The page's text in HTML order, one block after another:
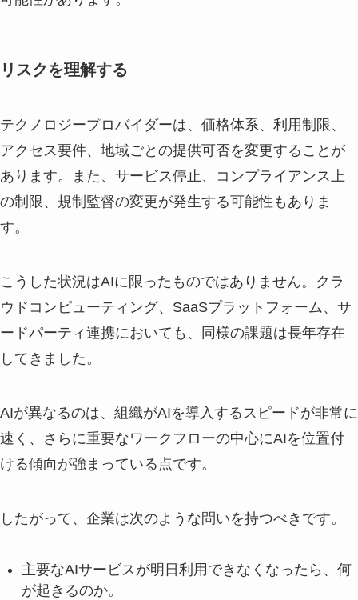
リスクを理解する
テクノロジープロバイダーは、価格体系、利用制限、
アクセス要件、地域ごとの提供可否を変更することが
あります。また、サービス停止、コンプライアンス上
の制限、規制監督の変更が発生する可能性もありま
す。
こうした状況はAIに限ったものではありません。クラ
ウドコンピューティング、SaaSプラットフォーム、サ
ードパーティ連携においても、同様の課題は長年存在
してきました。
AIが異なるのは、組織がAIを導入するスピードが非常に
速く、さらに重要なワークフローの中心にAIを位置付
ける傾向が強まっている点です。
したがって、企業は次のような問いを持つべきです。
主要なAIサービスが明日利用できなくなったら、何
が起きるのか。